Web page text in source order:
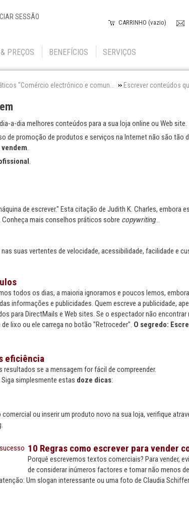
SESSÃO
CARRINHO (vazio)
PREÇOS BENEFÍCIOS SERVIÇOS
"Comércio electrónico e comun... Escrever conteúdos
a-dia melhores conteúdos para a sua loja online ou Web site.
de promoção de produtos e serviços na Internet não são tão
.
.
de escrever." Esta citação de Judith K. Charles, embora
mais conselhos práticos sobre copywriting...
suas vertentes de velocidade, acessibilidade, facilidade e
todos os dias, a maioria ignoramos e poucos lemos,
informações e publicidades. Quem escreve a publicidade,
para DirectMails e Web sites. Se o espectador não encontrar
lixo ou ele carrega no botão "Retroceder". O segredo:
eficiência
se a mensagem for fácil de compreender.
Siga simplesmente estas doze dicas:
ou inserir um produto novo na sua loja, verifique
10 Regras como escrever para vender
Porquê escrevemos textos comerciais? Para vender,
de considerar inúmeros factores e tomar não menos
Um slogan interessante ou uma foto de Claudia